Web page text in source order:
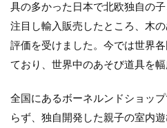
具の多かった日本で北欧独自の
注目し輸入販売したところ、木
評価を受けました。今では世界
ており、世界中のあそび道具を幅
全国にあるボーネルンドショッ
らず、独自開発した親子の室内